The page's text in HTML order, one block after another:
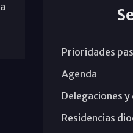
Prioridades
Agenda
Delegaciones
Residencias